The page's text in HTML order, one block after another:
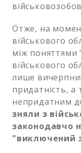
Отже, на
військового
між поняттями
військового
лише
придатність,
непридатним
зняли з
законодавчо
"виключений